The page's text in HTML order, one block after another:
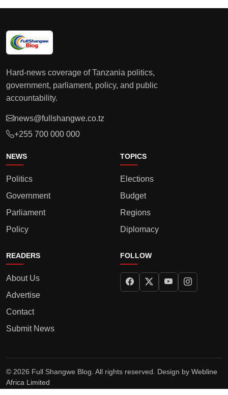
Hard-news coverage of Tanzania politics,
government, parliament, policy, and public
accountability.
news@fullshangwe.co.tz
+255 700 000 000
NEWS
Politics
Government
Parliament
Policy
TOPICS
Elections
Budget
Regions
Diplomacy
READERS
About Us
Advertise
Contact
Submit News
FOLLOW
© 2026 Full Shangwe Blog. All rights reserved. Design by Webline
Africa Limited